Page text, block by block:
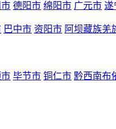
德阳市 绵阳市 广元市 遂
巴中市 资阳市 阿坝藏族羌
毕节市 铜仁市 黔西南布